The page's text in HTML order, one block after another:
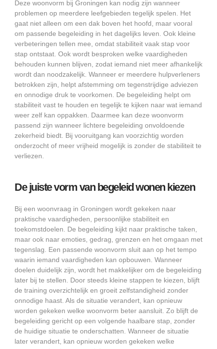
Deze woonvorm bij Groningen kan nodig zijn wanneer
problemen op meerdere leefgebieden tegelijk spelen. Het
gaat niet alleen om een dak boven het hoofd, maar vooral
om passende begeleiding in het dagelijks leven. Ook kleine
verbeteringen tellen mee, omdat stabiliteit vaak stap voor
stap ontstaat. Ook wordt besproken welke vaardigheden
behouden kunnen blijven, zodat iemand niet meer afhankelijk
wordt dan noodzakelijk. Wanneer er meerdere hulpverleners
betrokken zijn, helpt afstemming om tegenstrijdige adviezen
en onnodige druk te voorkomen. De begeleiding helpt om
stabiliteit vast te houden en tegelijk te kijken naar wat iemand
weer zelf kan oppakken. Daarmee kan deze woonvorm
passend zijn wanneer lichtere begeleiding onvoldoende
zekerheid biedt. Bij vooruitgang kan voorzichtig worden
onderzocht of meer vrijheid mogelijk is zonder de stabiliteit te
verliezen.
De juiste vorm van begeleid wonen kiezen
Bij een woonvraag in Groningen wordt gekeken naar
praktische vaardigheden, persoonlijke stabiliteit en
toekomstdoelen. De begeleiding kijkt naar praktische taken,
maar ook naar emoties, gedrag, grenzen en het omgaan met
tegenslag. Een passende woonvorm sluit aan op het tempo
waarin iemand vaardigheden kan opbouwen. Wanneer
doelen duidelijk zijn, wordt het makkelijker om de begeleiding
later bij te stellen. Door steeds kleine stappen te kiezen, blijft
de training overzichtelijk en groeit zelfstandigheid zonder
onnodige haast. Als de situatie verandert, kan opnieuw
worden gekeken welke woonvorm beter aansluit. Zo blijft de
begeleiding gericht op een volgende haalbare stap, zonder
de huidige situatie te onderschatten. Wanneer de situatie
later verandert, kan opnieuw worden gekeken welke